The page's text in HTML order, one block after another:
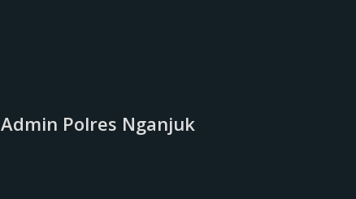
Admin Polres Nganjuk